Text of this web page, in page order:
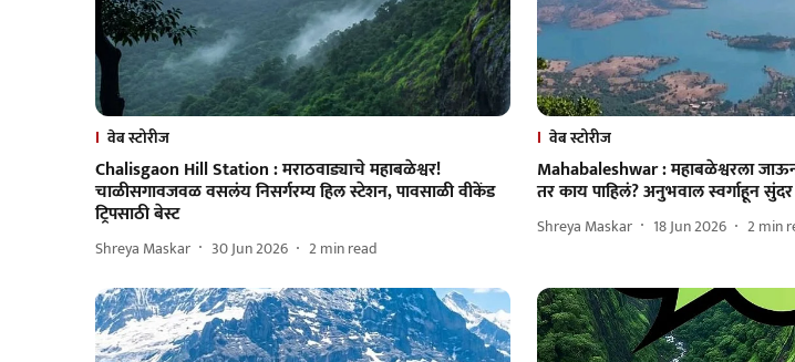
वेब स्टोरीज
Chalisgaon Hill Station : मराठवाड्याचे महाबळेश्वर!
चाळीसगावजवळ वसलंय निसर्गरम्य हिल स्टेशन, पावसाळी वीकेंड
ट्रिपसाठी बेस्ट
Shreya Maskar 30 Jun 2026 2min read
वेब स्टोरीज
Mahabaleshwar : महाबळेश्वरला
तर काय पाहिलं? अनुभवाल स्वर्गाहून सुंदर
Shreya Maskar 18 Jun 2026 2min